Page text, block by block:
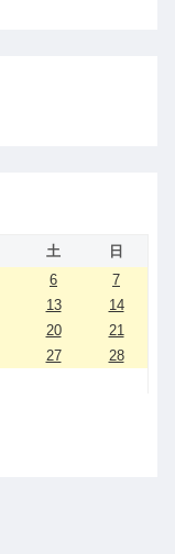
土
日
6
7
13
14
20
21
27
28